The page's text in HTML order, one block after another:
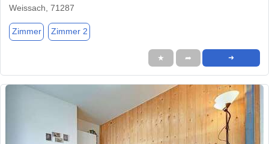
Weissach, 71287
Zimmer Zimmer 2
★ ➦ ➜